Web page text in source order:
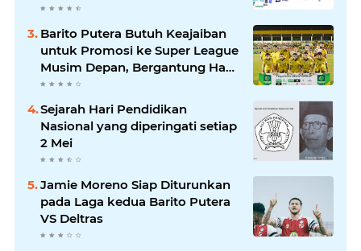
Barito Putera Butuh Keajaiban
untuk Promosi ke Super League
Musim Depan, Bergantung Hasil
PSS Sleman
Sejarah Hari Pendidikan
Nasional yang diperingati setiap
2 Mei
Jamie Moreno Siap Diturunkan
pada Laga kedua Barito Putera
VS Deltras